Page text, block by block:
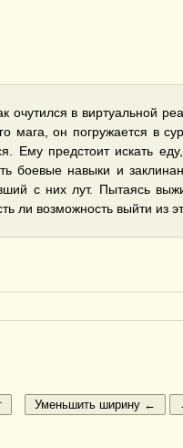
в виртуальной
мага, он погружается в
Ему предстоит искать
боевые навыки и
с них лут. Пытаясь
ли возможность выйти из